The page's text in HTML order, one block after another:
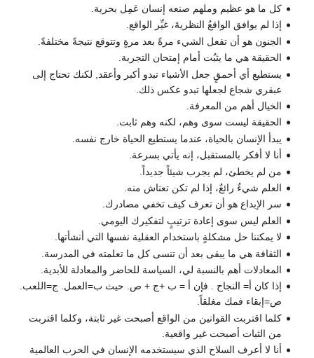
كل ما هو عظيم وملهم صنعه إنسان عَمِل بحرية.
إذا لم يوافق الواقعُ النظريةَ، غيِّر الواقع.
الجنون هو أن تفعل الشيء مرةً بعد مرةٍ وتتوقع نتيجةً مختلفةً.
الحقيقة هي ما يثبُت أمام إمتحان التجربة.
يستطيع أي أحمقٍ جعل الأشياء تبدو أكبر وأعقد, لكنك تحتاج إلى
عبقري شجاع لجعلها تبدو عكس ذلك.
الخيال أهم من المعرفة.
الحقيقة ليست سوى وهم، لكنه وهم ثابت.
يبدأ الإنسان بالحياة، عندما يستطيع الحياة خارج نفسه.
أنا لا أفكر بالمستقبل، إنه يأتي بسرعة.
من لم يخطئ، لم يجرب شيئاً جديداً.
العلم شيءٌ رائعٌ، إذا لم تكن تعتاش منه.
سر الإبداع هو أن تعرف كيف تخفي مصادرك.
العلم ليس سوى إعادة ترتيبٍ لتفكيرك اليومي.
لا يمكننا حل مشكلةٍ باستخدام العقلية نفسها التي أنشأتها.
الثقافة هي ما يبقى بعد أن تنسى كل ما تعلمته في المدرسة.
المعادلات أهم بالنسبة لي، السياسة للحاضر والمعادلة للأبدية.
إذا كان أ= النجاح . فإن أ = ب +ج + ص. حيث ب=العمل. ج=اللعب.
ص=إبقاء فمك مغلقاً.
كلما اقتربت القوانين من الواقع أصبحت غير ثابتة، وكلما اقتربت
من الثبات أصبحت غير واقعية.
أنا لا أعرف السلاح الذي سيستخدمه الإنسان في الحرب العالمية